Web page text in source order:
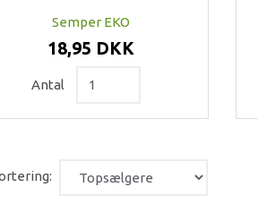
Semper EKO
18,95 DKK
Antal